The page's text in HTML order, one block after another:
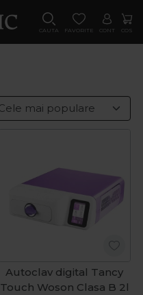
CAUTA FAVORITE CONT COS
Autoclav digital Tancy
Touch Woson Clasa B 2l